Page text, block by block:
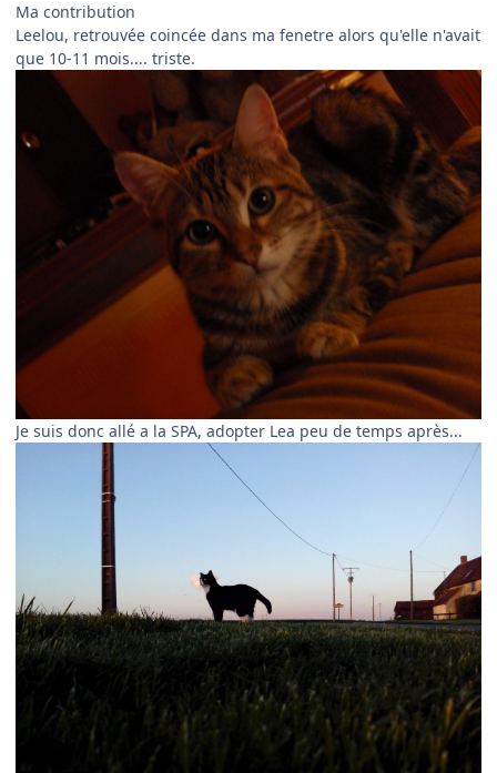
Ma contribution
Leelou, retrouvée coincée dans ma fenetre alors qu'elle n'avait
que 10-11 mois.... triste.
Je suis donc allé a la SPA, adopter Lea peu de temps après...